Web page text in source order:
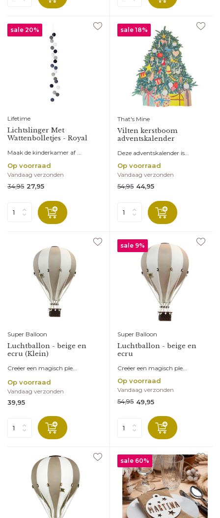
sale 20%
Lifetime
Lichtslinger Met
Wattenbolletjes - Royal
Maak de kinderkamer af ...
Op voorraad
Vandaag verzonden
34,95 27,95
sale 18%
That's Mine
Vilten kerstboom
adventskalender
Deze adventskalender is...
Op voorraad
Vandaag verzonden
54,95 44,95
Super Balloon
Luchtballon - beige en
ecru (Klein)
Creëer een magisch ple...
Op voorraad
Vandaag verzonden
39,95
sale 9%
Super Balloon
Luchtballon - beige en
ecru
Creëer een magisch ple...
Op voorraad
Vandaag verzonden
54,95 49,95
sale 60%